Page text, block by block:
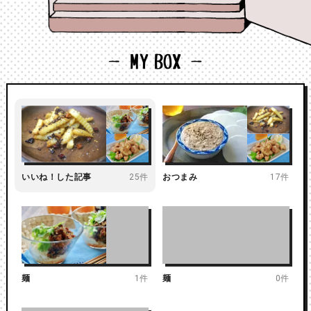
いいね！した記事 25件 おつまみ 17件
麺 1件 麺 0件